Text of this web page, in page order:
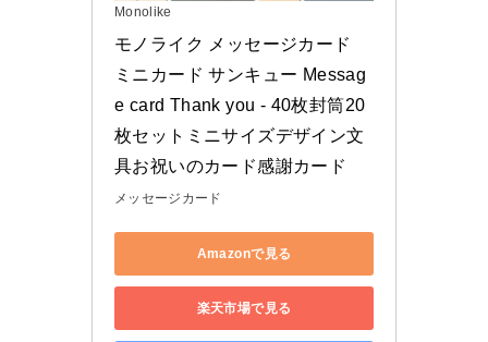
Monolike
モノライク メッセージカード
ミニカード サンキュー Messag
e card Thank you - 40枚封筒20
枚セットミニサイズデザイン文
具お祝いのカード感謝カード
メッセージカード
Amazonで見る
楽天市場で見る